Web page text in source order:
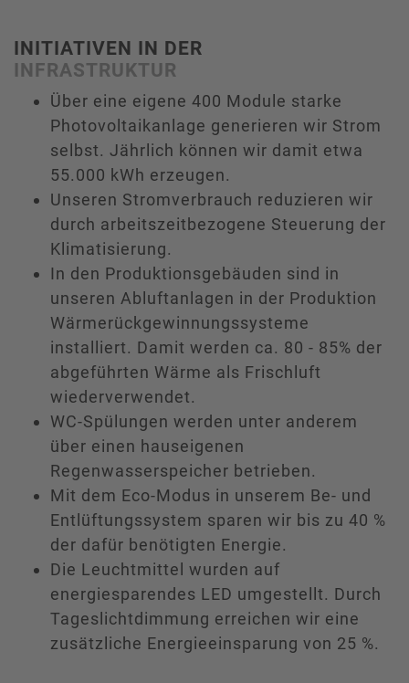
INITIATIVEN IN DER
INFRASTRUKTUR
Über eine eigene 400 Module starke
Photovoltaikanlage generieren wir Strom
selbst. Jährlich können wir damit etwa
55.000 kWh erzeugen.
Unseren Stromverbrauch reduzieren wir
durch arbeitszeitbezogene Steuerung der
Klimatisierung.
In den Produktionsgebäuden sind in
unseren Abluftanlagen in der Produktion
Wärmerückgewinnungssysteme
installiert. Damit werden ca. 80 - 85% der
abgeführten Wärme als Frischluft
wiederverwendet.
WC-Spülungen werden unter anderem
über einen hauseigenen
Regenwasserspeicher betrieben.
Mit dem Eco-Modus in unserem Be- und
Entlüftungssystem sparen wir bis zu 40 %
der dafür benötigten Energie.
Die Leuchtmittel wurden auf
energiesparendes LED umgestellt. Durch
Tageslichtdimmung erreichen wir eine
zusätzliche Energieeinsparung von 25 %.